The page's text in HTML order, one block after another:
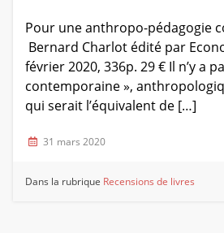
Pour une anthropo-pédagogie
Bernard Charlot édité par
février 2020, 336p. 29 € Il n’y a
contemporaine »,
qui serait l’équivalent de […]
31 mars 2020
Dans la rubrique Recensions de livres